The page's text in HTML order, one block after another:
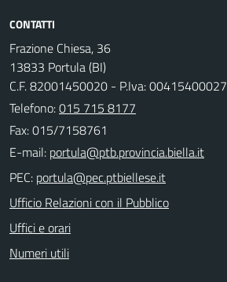
CONTATTI
Frazione Chiesa, 36
13833 Portula (BI)
C.F. 82001450020 - P.Iva: 00415400027
Telefono:015 715 8177
Fax: 015/7158761
E-mail:
PEC:
Ufficio Relazioni con il Pubblico
Uffici e orari
Numeri utili